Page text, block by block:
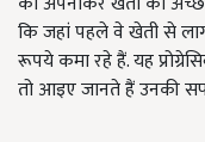
कि जहां पहले वे खेती से
रूपये कमा रहे हैं. यह
तो आइए जानते हैं उनकी